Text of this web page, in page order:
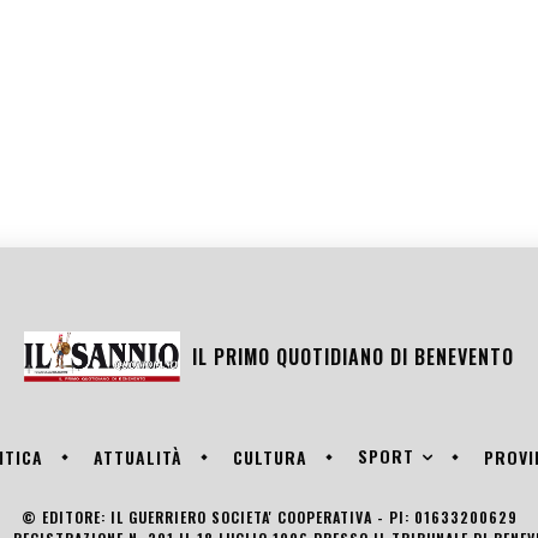
IL PRIMO QUOTIDIANO DI BENEVENTO
ATTUALITÀ CULTURA SPORT
© EDITORE: IL GUERRIERO SOCIETA' COOPERATIVA - PI: 01633200629